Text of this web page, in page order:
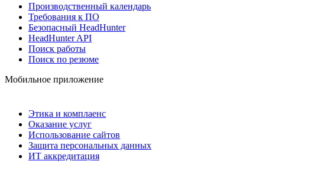
Производственный календарь
Требования к ПО
Безопасный HeadHunter
HeadHunter API
Поиск работы
Поиск по резюме
Мобильное приложение
Этика и комплаенс
Оказание услуг
Использование сайтов
Защита персональных данных
ИТ аккредитация